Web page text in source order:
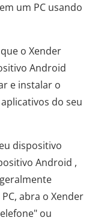
um PC usando
o Xender
Android
e instalar o
do seu
dispositivo
Android ,
abra o Xender
ou